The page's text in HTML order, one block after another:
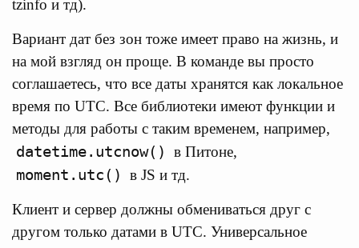
tzinfo и тд).
Вариант дат без зон тоже имеет право на жизнь, и
на мой взгляд он проще. В команде вы просто
соглашаетесь, что все даты хранятся как локальное
время по UTC. Все библиотеки имеют функции и
методы для работы с таким временем, например,
datetime.utcnow() в Питоне,
moment.utc() в JS и тд.
Клиент и сервер должны обмениваться друг с
другом только датами в UTC. Универсальное